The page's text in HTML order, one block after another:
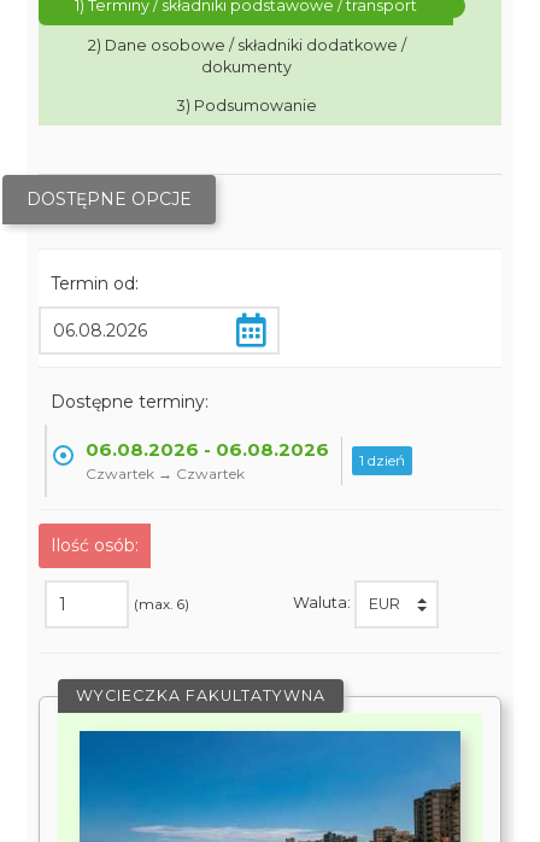
1) Terminy / składniki podstawowe / transport
2) Dane osobowe / składniki dodatkowe /
dokumenty
3) Podsumowanie
DOSTĘPNE OPCJE
Termin od:
Dostępne terminy:
06.08.2026 - 06.08.2026
Czwartek → Czwartek
1 dzień
Ilość osób:
(max. 6) Waluta:
WYCIECZKA FAKULTATYWNA